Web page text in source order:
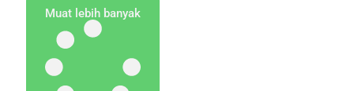
Muat lebih banyak